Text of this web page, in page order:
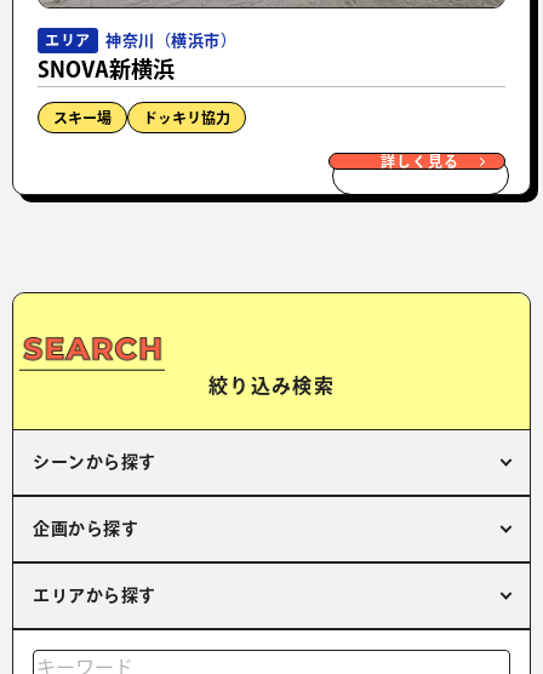
エリア 神奈川（横浜市）
SNOVA新横浜
スキー場 ドッキリ協力
詳しく見る
絞り込み検索
シーンから探す
企画から探す
エリアから探す